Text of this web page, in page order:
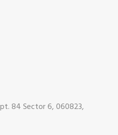
84 Sector 6, 060823,